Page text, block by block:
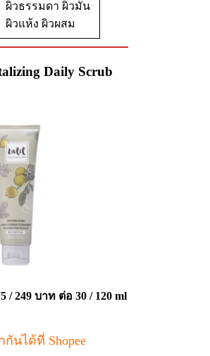
ผิวธรรมดา ผิวมัน
ผิวแห้ง ผิวผสม
Daily Scrub
/ 249 บาท ต่อ 30 / 120 ml
นได้ที่ Shopee